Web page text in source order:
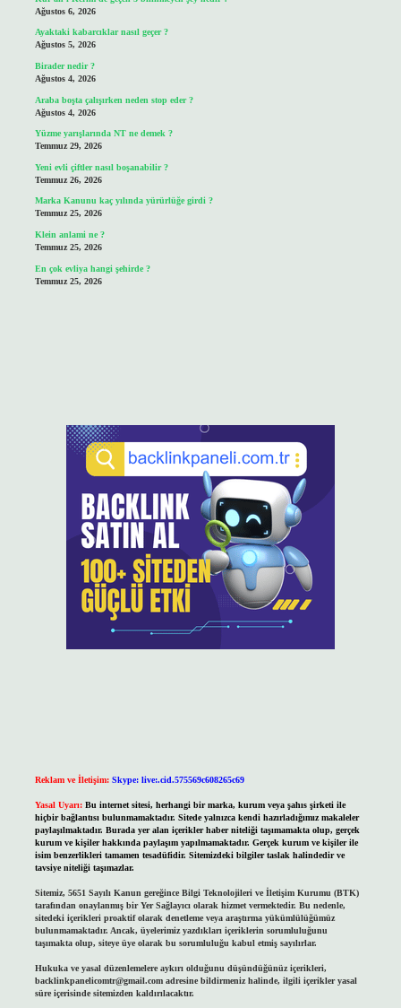
Ağustos 6, 2026
Ayaktaki kabarcıklar nasıl geçer ?
Ağustos 5, 2026
Birader nedir ?
Ağustos 4, 2026
Araba boşta çalışırken neden stop eder ?
Ağustos 4, 2026
Yüzme yarışlarında NT ne demek ?
Temmuz 29, 2026
Yeni evli çiftler nasıl boşanabilir ?
Temmuz 26, 2026
Marka Kanunu kaç yılında yürürlüğe girdi ?
Temmuz 25, 2026
Klein anlami ne ?
Temmuz 25, 2026
En çok evliya hangi şehirde ?
Temmuz 25, 2026
Reklam ve İletişim: Skype: live:.cid.575569c608265c69
Yasal Uyarı: Bu internet sitesi, herhangi bir marka, kurum veya şahıs şirketi ile
hiçbir bağlantısı bulunmamaktadır. Sitede yalnızca kendi hazırladığımız makaleler
paylaşılmaktadır. Burada yer alan içerikler haber niteliği taşımamakta olup, gerçek
kurum ve kişiler hakkında paylaşım yapılmamaktadır. Gerçek kurum ve kişiler ile
isim benzerlikleri tamamen tesadüfidir. Sitemizdeki bilgiler taslak halindedir ve
tavsiye niteliği taşımazlar.
Sitemiz, 5651 Sayılı Kanun gereğince Bilgi Teknolojileri ve İletişim Kurumu (BTK)
tarafından onaylanmış bir Yer Sağlayıcı olarak hizmet vermektedir. Bu nedenle,
sitedeki içerikleri proaktif olarak denetleme veya araştırma yükümlülüğümüz
bulunmamaktadır. Ancak, üyelerimiz yazdıkları içeriklerin sorumluluğunu
taşımakta olup, siteye üye olarak bu sorumluluğu kabul etmiş sayılırlar.
Hukuka ve yasal düzenlemelere aykırı olduğunu düşündüğünüz içerikleri,
backlinkpanelicomtr@gmail.comadresine bildirmeniz halinde, ilgili içerikler yasal
süre içerisinde sitemizden kaldırılacaktır.